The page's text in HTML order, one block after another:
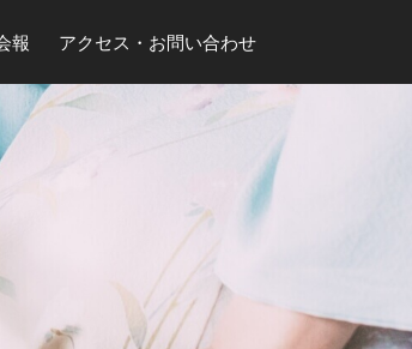
報 アクセス・お問い合わせ